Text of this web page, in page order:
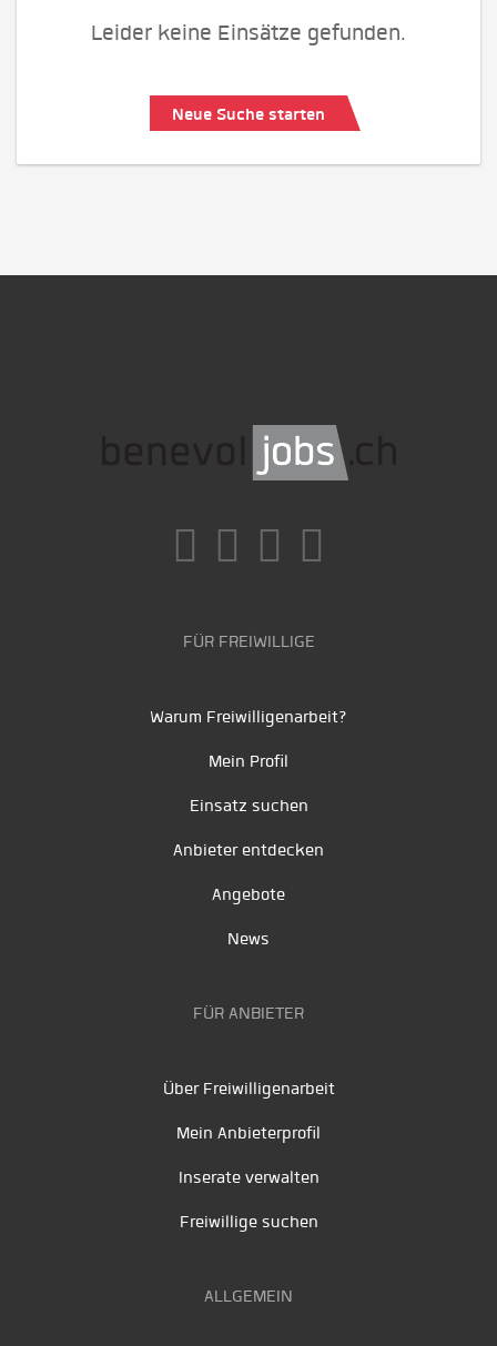
Leider keine Einsätze gefunden.
Neue Suche starten
FÜR FREIWILLIGE
Warum Freiwilligenarbeit?
Mein Profil
Einsatz suchen
Anbieter entdecken
Angebote
News
FÜR ANBIETER
Über Freiwilligenarbeit
Mein Anbieterprofil
Inserate verwalten
Freiwillige suchen
ALLGEMEIN